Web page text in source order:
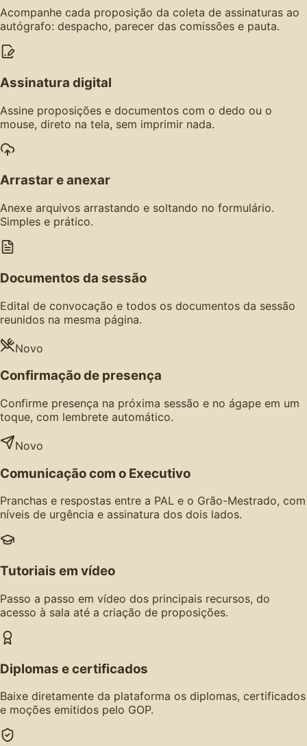
Acompanhe cada proposição da coleta de assinaturas ao
autógrafo: despacho, parecer das comissões e pauta.
Assinatura digital
Assine proposições e documentos com o dedo ou o
mouse, direto na tela, sem imprimir nada.
Arrastar e anexar
Anexe arquivos arrastando e soltando no formulário.
Simples e prático.
Documentos da sessão
Edital de convocação e todos os documentos da sessão
reunidos na mesma página.
Novo
Confirmação de presença
Confirme presença na próxima sessão e no ágape em um
toque, com lembrete automático.
Novo
Comunicação com o Executivo
Pranchas e respostas entre a PAL e o Grão-Mestrado, com
níveis de urgência e assinatura dos dois lados.
Tutoriais em vídeo
Passo a passo em vídeo dos principais recursos, do
acesso à sala até a criação de proposições.
Diplomas e certificados
Baixe diretamente da plataforma os diplomas, certificados
e moções emitidos pelo GOP.